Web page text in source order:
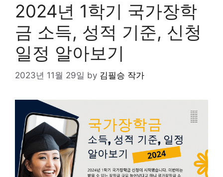
2024년 1학기 국가장학
금 소득, 성적 기준, 신청
일정 알아보기
2023년 11월 29일 by 김필승 작가